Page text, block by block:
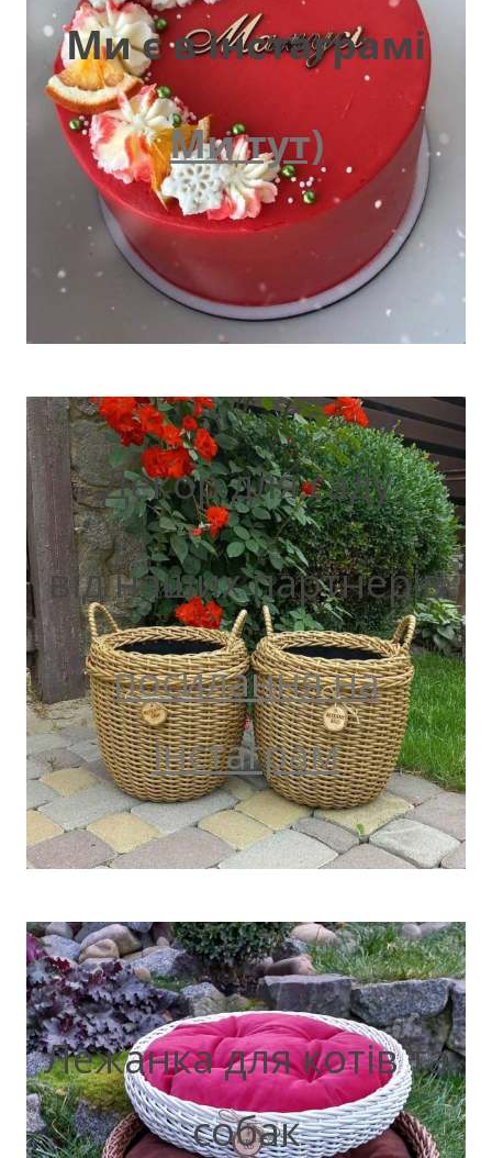
Ми є в інстаграмі
Ми тут)
Декор для саду
від наших партнерів
посилання на
інстаграм
Лежанка для котів та
собак